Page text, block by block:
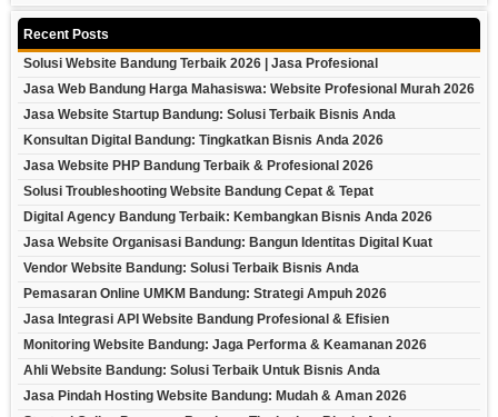
Recent Posts
Solusi Website Bandung Terbaik 2026 | Jasa Profesional
Jasa Web Bandung Harga Mahasiswa: Website Profesional Murah 2026
Jasa Website Startup Bandung: Solusi Terbaik Bisnis Anda
Konsultan Digital Bandung: Tingkatkan Bisnis Anda 2026
Jasa Website PHP Bandung Terbaik & Profesional 2026
Solusi Troubleshooting Website Bandung Cepat & Tepat
Digital Agency Bandung Terbaik: Kembangkan Bisnis Anda 2026
Jasa Website Organisasi Bandung: Bangun Identitas Digital Kuat
Vendor Website Bandung: Solusi Terbaik Bisnis Anda
Pemasaran Online UMKM Bandung: Strategi Ampuh 2026
Jasa Integrasi API Website Bandung Profesional & Efisien
Monitoring Website Bandung: Jaga Performa & Keamanan 2026
Ahli Website Bandung: Solusi Terbaik Untuk Bisnis Anda
Jasa Pindah Hosting Website Bandung: Mudah & Aman 2026